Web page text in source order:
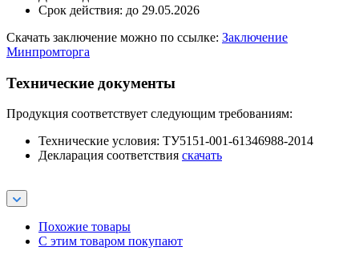
Срок действия: до 29.05.2026
Скачать заключение можно по ссылке: Заключение
Минпромторга
Технические документы
Продукция соответствует следующим требованиям:
Технические условия: ТУ5151-001-61346988-2014
Декларация соответствия скачать
Похожие товары
С этим товаром покупают